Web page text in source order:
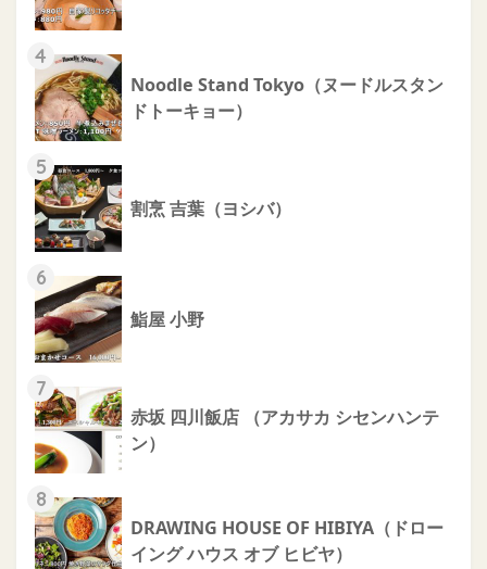
4
Noodle Stand Tokyo（ヌードルスタン
ドトーキョー）
5
割烹 吉葉（ヨシバ）
6
鮨屋 小野
7
赤坂 四川飯店 （アカサカ シセンハンテ
ン）
8
DRAWING HOUSE OF HIBIYA（ドロー
イング ハウス オブ ヒビヤ）